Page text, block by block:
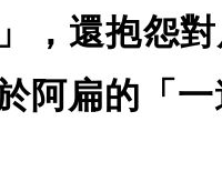
，還抱怨
阿扁的「